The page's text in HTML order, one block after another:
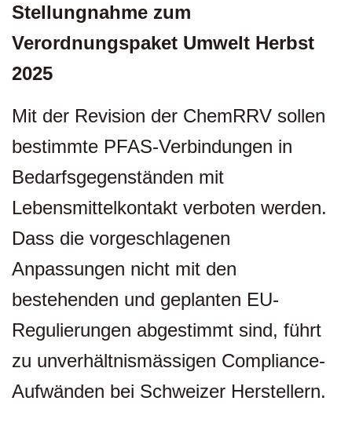
Stellungnahme zum
Verordnungspaket Umwelt Herbst
2025
Mit der Revision der ChemRRV sollen
bestimmte PFAS-Verbindungen in
Bedarfsgegenständen mit
Lebensmittelkontakt verboten werden.
Dass die vorgeschlagenen
Anpassungen nicht mit den
bestehenden und geplanten EU-
Regulierungen abgestimmt sind, führt
zu unverhältnismässigen Compliance-
Aufwänden bei Schweizer Herstellern.